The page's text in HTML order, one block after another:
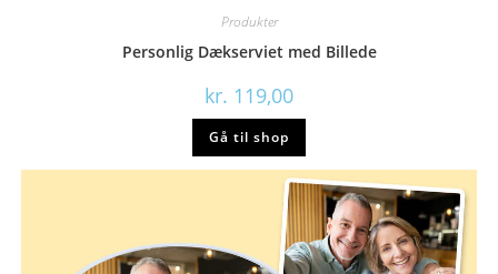
Produkter
Personlig Dækserviet med Billede
kr. 119,00
Gå til shop